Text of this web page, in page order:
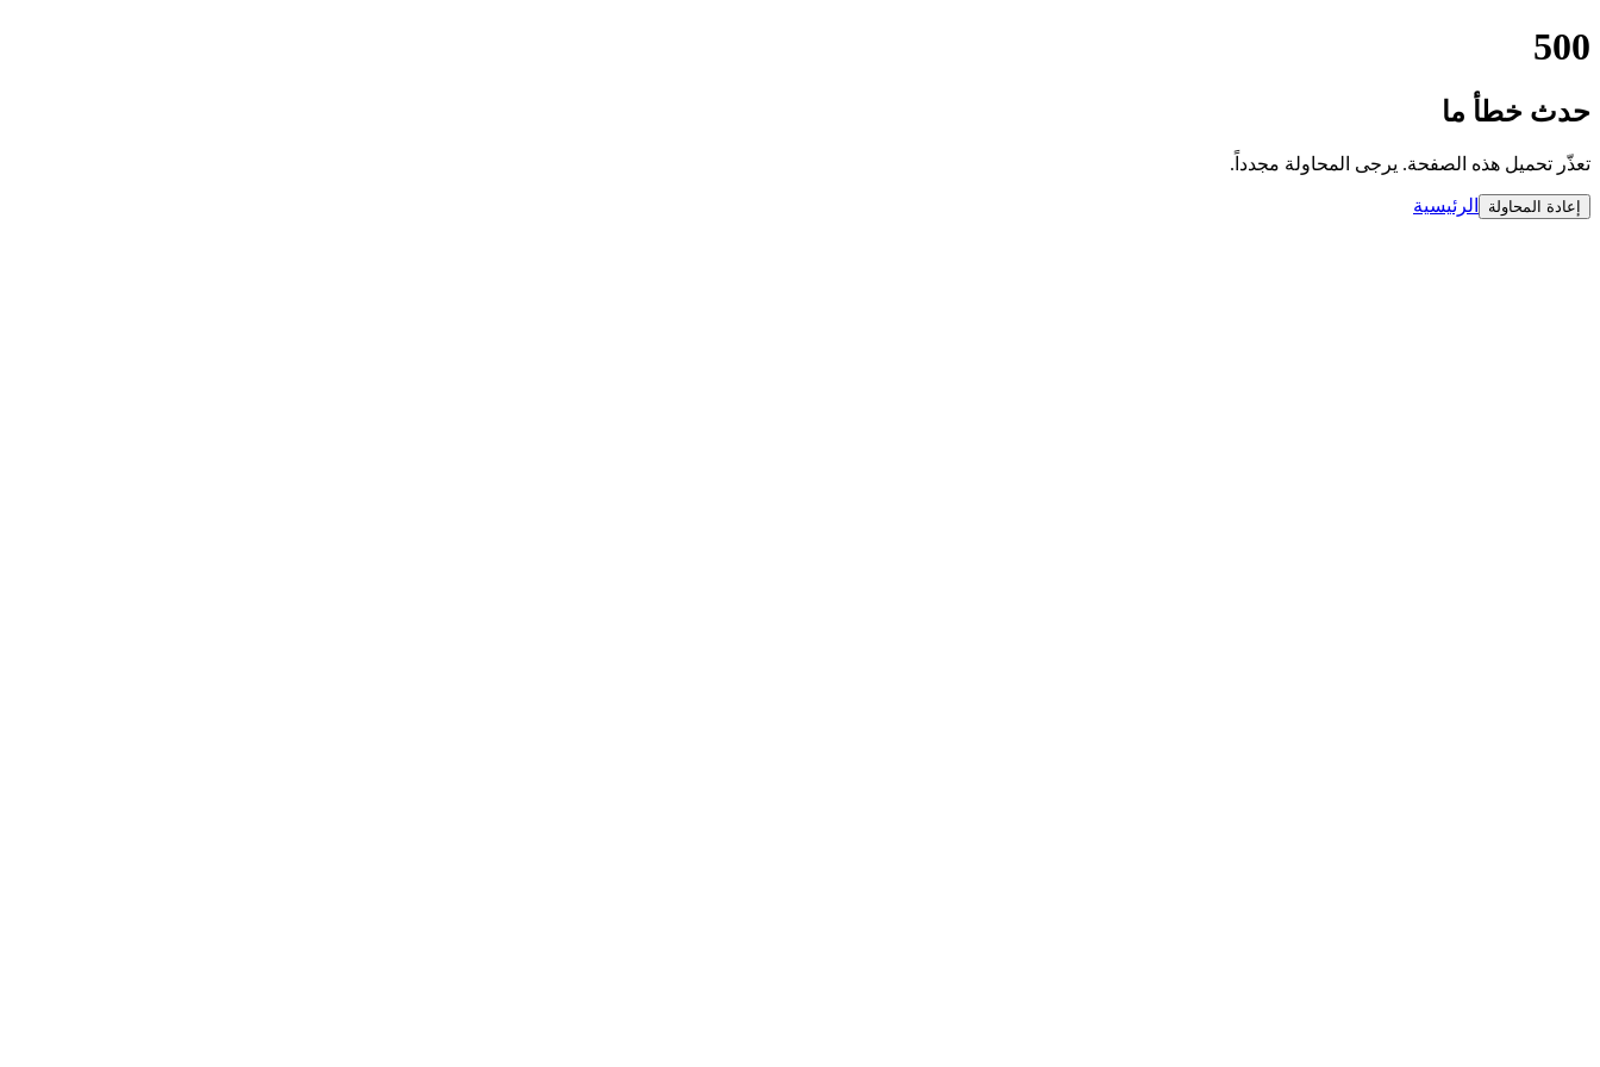
500
حدث خطأ ما
تعذّر تحميل هذه الصفحة. يرجى المحاولة مجدداً.
إعادة المحاولة الرئيسية